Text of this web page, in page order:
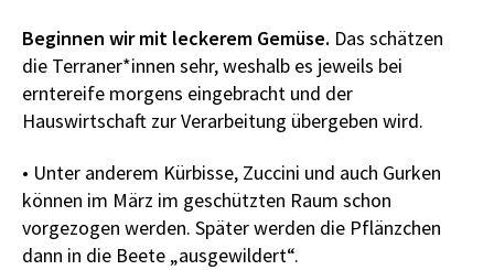
Beginnen wir mit leckerem Gemüse. Das schätzen
die Terraner*innen sehr, weshalb es jeweils bei
erntereife morgens eingebracht und der
Hauswirtschaft zur Verarbeitung übergeben wird.
• Unter anderem Kürbisse, Zuccini und auch Gurken
können im März im geschützten Raum schon
vorgezogen werden. Später werden die Pflänzchen
dann in die Beete „ausgewildert“.